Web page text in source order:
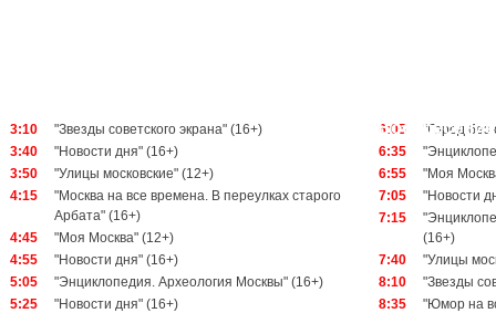
3:10
"Звезды советского экрана" (16+)
3:40
"Новости дня" (16+)
3:50
"Улицы московские" (12+)
4:15
"Москва на все времена. В переулках старого
Арбата" (16+)
4:45
"Моя Москва" (12+)
4:55
"Новости дня" (16+)
5:05
"Энциклопедия. Археология Москвы" (16+)
5:25
"Новости дня" (16+)
6:05
"Город без
6:35
6:55
"Моя
7:05
"Новости
7:15
(16+)
7:40
"Улицы
8:10
"Звезды
8:35
"Юмор на